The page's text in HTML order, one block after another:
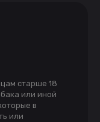
старше 18
или иной
в
или